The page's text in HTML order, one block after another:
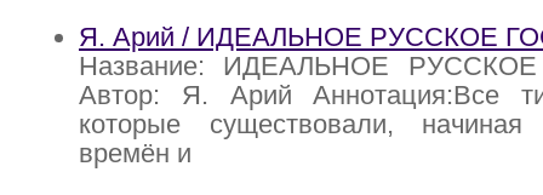
Я. Арий / ИДЕАЛЬНОЕ РУССКОЕ
Название: ИДЕАЛЬНОЕ
Автор: Я. Арий Аннотация:Все
которые существовали,
времён и